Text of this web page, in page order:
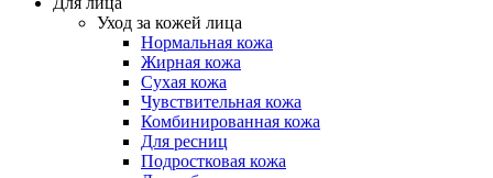
Уход за кожей лица
Нормальная кожа
Жирная кожа
Сухая кожа
Чувствительная кожа
Комбинированная кожа
Для ресниц
Подростковая кожа